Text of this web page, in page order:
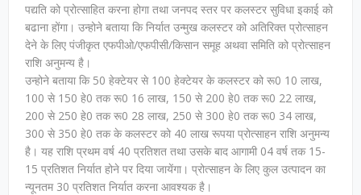
पद्यति को प्रोत्साहित करना होगा तथा जनपद स्तर पर कलस्टर सुविधा इकाई को
बढाना होंगा। उन्होने बताया कि निर्यात उन्मुख कलस्टर को अतिरिक्त प्रोत्साहन
देने के लिए पंजीकृत एफपीओ/एफपीसी/किसान समूह अथवा समिति को प्रोत्साहन
राशि अनुमन्य है।
उन्होने बताया कि 50 हेक्टेयर से 100 हेक्टेयर के कलस्टर को रू0 10 लाख,
100 से 150 हे0 तक रू0 16 लाख, 150 से 200 हे0 तक रू0 22 लाख,
200 से 250 हे0 तक रू0 28 लाख, 250 से 300 हे0 तक रू0 34 लाख,
300 से 350 हे0 तक के कलस्टर को 40 लाख रूपया प्रोत्साहन राशि अनुमन्य
है। यह राशि प्रथम वर्ष 40 प्रतिशत तथा उसके बाद आगामी 04 वर्ष तक 15-
15 प्रतिशत निर्यात होने पर दिया जायेंगा। प्रोत्साहन के लिए कुल उत्पादन का
न्यूनतम 30 प्रतिशत निर्यात करना आवश्यक है।